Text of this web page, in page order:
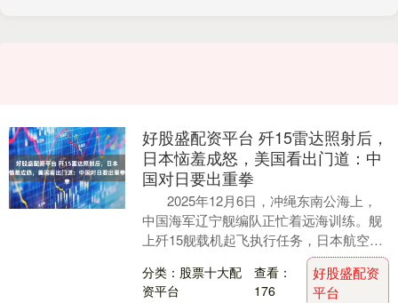
好股盛配资平台 歼15雷达照射后，
日本恼羞成怒，美国看出门道：中
国对日要出重拳
2025年12月6日，冲绳东南公海上，
中国海军辽宁舰编队正忙着远海训练。舰
上歼15舰载机起飞执行任务，日本航空自
卫队的F15战机突然靠近，意图侦察....
分类：股票十大配
资平台
查看：
176
好股盛配资
平台